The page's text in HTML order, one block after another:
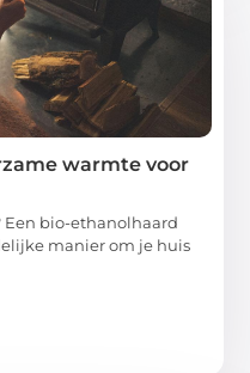
warmte voor
Een bio-ethanolhaard
manier om je huis